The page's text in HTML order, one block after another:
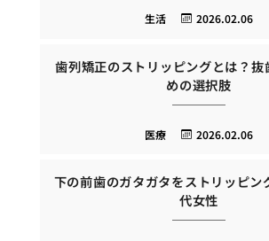
2026.02.06
生活
歯列矯正のストリッピングとは？抜
めの選択肢
2026.02.06
医療
下の前歯のガタガタをストリッピン
代女性